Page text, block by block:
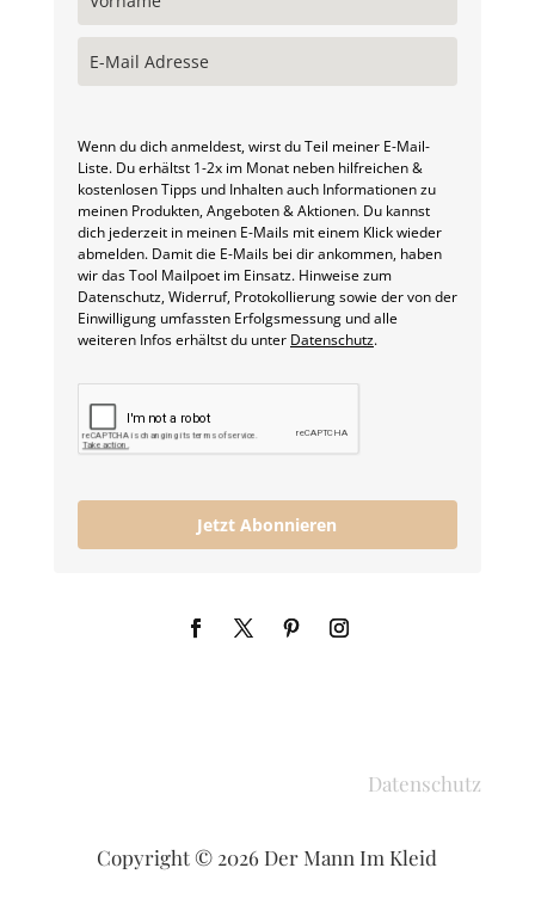
Wenn du dich anmeldest, wirst du Teil meiner E-Mail-
Liste. Du erhältst 1-2x im Monat neben hilfreichen &
kostenlosen Tipps und Inhalten auch Informationen zu
meinen Produkten, Angeboten & Aktionen. Du kannst
dich jederzeit in meinen E-Mails mit einem Klick wieder
abmelden. Damit die E-Mails bei dir ankommen, haben
wir das Tool Mailpoet im Einsatz. Hinweise zum
Datenschutz, Widerruf, Protokollierung sowie der von der
Einwilligung umfassten Erfolgsmessung und alle
weiteren Infos erhältst du unter Datenschutz.
Jetzt Abonnieren
Datenschutz
Copyright © 2026 Der Mann Im Kleid